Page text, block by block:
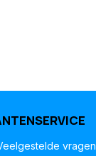
vragen